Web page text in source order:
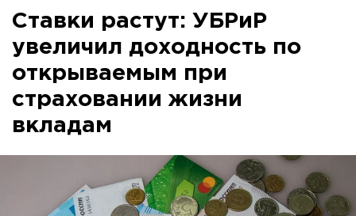
Ставки растут: УБРиР
увеличил доходность по
открываемым при
страховании жизни
вкладам